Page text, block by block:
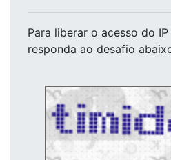
Para liberar o acesso do IP
responda ao desafio